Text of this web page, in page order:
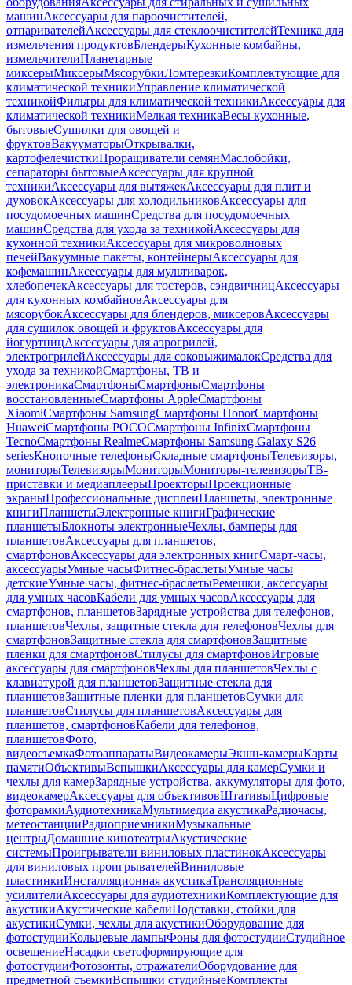
машинАксессуары для пароочистителей,
отпаривателейАксессуары для стеклоочистителейТехника для
измельчения продуктовБлендерыКухонные комбайны,
измельчителиПланетарные
миксерыМиксерыМясорубкиЛомтерезкиКомплектующие для
климатической техникиУправление климатической
техникойФильтры для климатической техникиАксессуары для
климатической техникиМелкая техникаВесы кухонные,
бытовыеСушилки для овощей и
фруктовВакууматорыОткрывалки,
картофелечисткиПроращиватели семянМаслобойки,
сепараторы бытовыеАксессуары для крупной
техникиАксессуары для вытяжекАксессуары для плит и
духовокАксессуары для холодильниковАксессуары для
посудомоечных машинСредства для посудомоечных
машинСредства для ухода за техникойАксессуары для
кухонной техникиАксессуары для микроволновых
печейВакуумные пакеты, контейнерыАксессуары для
кофемашинАксессуары для мультиварок,
хлебопечекАксессуары для тостеров, сэндвичницАксессуары
для кухонных комбайновАксессуары для
мясорубокАксессуары для блендеров, миксеровАксессуары
для сушилок овощей и фруктовАксессуары для
йогуртницАксессуары для аэрогрилей,
электрогрилейАксессуары для соковыжималокСредства для
ухода за техникойСмартфоны, ТВ и
электроникаСмартфоныСмартфоныСмартфоны
восстановленныеСмартфоны AppleСмартфоны
XiaomiСмартфоны SamsungСмартфоны HonorСмартфоны
HuaweiСмартфоны POCOСмартфоны InfinixСмартфоны
TecnoСмартфоны RealmeСмартфоны Samsung Galaxy S26
seriesКнопочные телефоныСкладные смартфоныТелевизоры,
мониторыТелевизорыМониторыМониторы-телевизорыТВ-
приставки и медиаплеерыПроекторыПроекционные
экраныПрофессиональные дисплеиПланшеты, электронные
книгиПланшетыЭлектронные книгиГрафические
планшетыБлокноты электронныеЧехлы, бамперы для
планшетовАксессуары для планшетов,
смартфоновАксессуары для электронных книгСмарт-часы,
аксессуарыУмные часыФитнес-браслетыУмные часы
детскиеУмные часы, фитнес-браслетыРемешки, аксессуары
для умных часовКабели для умных часовАксессуары для
смартфонов, планшетовЗарядные устройства для телефонов,
планшетовЧехлы, защитные стекла для телефоновЧехлы для
смартфоновЗащитные стекла для смартфоновЗащитные
пленки для смартфоновСтилусы для смартфоновИгровые
аксессуары для смартфоновЧехлы для планшетовЧехлы с
клавиатурой для планшетовЗащитные стекла для
планшетовЗащитные пленки для планшетовСумки для
планшетовСтилусы для планшетовАксессуары для
планшетов, смартфоновКабели для телефонов,
планшетовФото,
видеосъемкаФотоаппаратыВидеокамерыЭкшн-камерыКарты
памятиОбъективыВспышкиАксессуары для камерСумки и
чехлы для камерЗарядные устройства, аккумуляторы для фото,
видеокамерАксессуары для объективовШтативыЦифровые
фоторамкиАудиотехникаМультимедиа акустикаРадиочасы,
метеостанцииРадиоприемникиМузыкальные
центрыДомашние кинотеатрыАкустические
системыПроигрыватели виниловых пластинокАксессуары
для виниловых проигрывателейВиниловые
пластинкиИнсталляционная акустикаТрансляционные
усилителиАксессуары для аудиотехникиКомплектующие для
акустикиАкустические кабелиПодставки, стойки для
акустикиСумки, чехлы для акустикиОборудование для
фотостудииКольцевые лампыФоны для фотостудииСтудийное
освещениеНасадки светоформирующие для
фотостудииФотозонты, отражателиОборудование для
предметной съемкиВспышки студийныеКомплекты